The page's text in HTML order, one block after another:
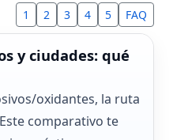
1 2 3 4 5 FAQ
y ciudades: qué
oxidantes, la ruta
comparativo te